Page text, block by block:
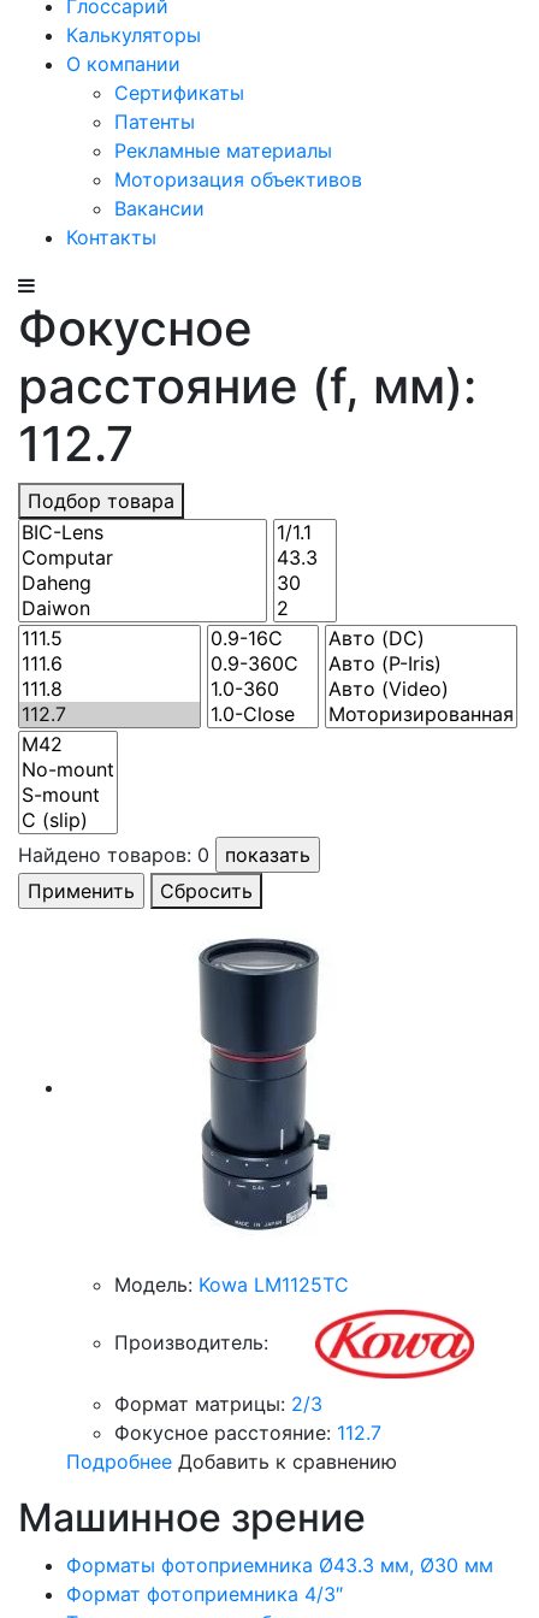
Глоссарий
Калькуляторы
О компании
Сертификаты
Патенты
Рекламные материалы
Моторизация объективов
Вакансии
Контакты
Фокусное
расстояние (f, мм):
112.7
Подбор товара
Найдено товаров: 0
Сбросить
Модель: Kowa LM1125TC
Производитель:
Формат матрицы: 2/3
Фокусное расстояние: 112.7
Подробнее Добавить к сравнению
Машинное зрение
Форматы фотоприемника Ø43.3 мм, Ø30 мм
Формат фотоприемника 4/3″